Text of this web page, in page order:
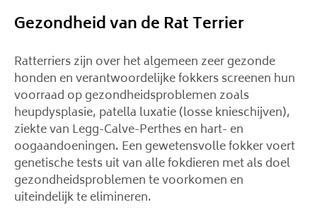
Gezondheid van de Rat Terrier
Ratterriers zijn over het algemeen zeer gezonde
honden en verantwoordelijke fokkers screenen hun
voorraad op gezondheidsproblemen zoals
heupdysplasie, patella luxatie (losse knieschijven),
ziekte van Legg-Calve-Perthes en hart- en
oogaandoeningen. Een gewetensvolle fokker voert
genetische tests uit van alle fokdieren met als doel
gezondheidsproblemen te voorkomen en
uiteindelijk te elimineren.